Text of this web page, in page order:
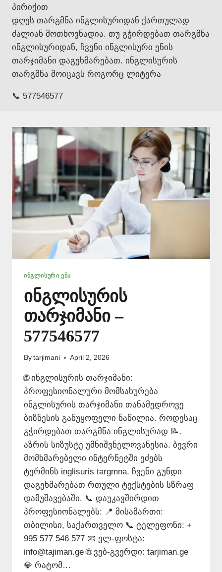
პირიქით
დღეს თარგმნა ინგლისურიდან ქართულად
ძალიან მოთხოვნადია. თუ გჭირდებათ თარგმნა
ინგლისურიდან, ჩვენი ინგლისური ენის
თარჯიმანი დაგეხმარებათ. ინგლისურის
თარგმნა მოიცავს როგორც ლიტერა
📞 577546577
ᲘᲜᲒᲚᲘᲡᲣᲠᲘ ᲔᲜᲐ
ინგლისურის
თარჯიმანი –
577546577
By tarjimani April 2, 2026
🌐 ინგლისურის თარჯიმანი:
პროფესიონალური მომსახურება
ინგლისურის თარჯიმანი თანამედროვე
ბიზნესის განუყოფელი ნაწილია. როდესაც
გჭირდებათ თარგმნა ინგლისურად 📝,
აზრის სიზუსტე უმნიშვნელოვანესია. ბევრი
მომხმარებელი ინტერნეტში ეძებს
ტერმინს inglisuris targmna. ჩვენი გუნდი
დაგეხმარებათ რთული ტექსტების სწრაფ
დამუშავებაში. 📞 დაუკავშირდით
პროფესიონალებს: 📍 მისამართი:
თბილისი, საქართველო 📞 ტელეფონი: +
995 577 546 577 📧 ელ-ფოსტა:
info@tajiman.ge 🌐 ვებ-გვერდი: tarjiman.ge
💎 რატომ…